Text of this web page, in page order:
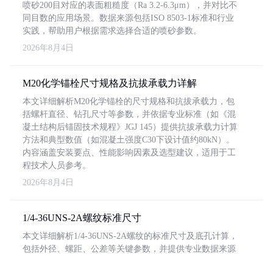
喷砂200目对应的表面粗糙度（Ra 3.2-6.3μm），并对比不
同目数的应用场景。数据来源包括ISO 8503-1标准和行业
实践，帮助用户根据需求选择合适的喷砂参数。
2026年8月4日
M20化学锚栓尺寸规格及抗拔承载力详解
本文详细解析M20化学锚栓的尺寸规格和抗拔承载力，包
括螺杆直径、钻孔尺寸等参数，并依据专业标准（如《混
凝土结构后锚固技术规程》JGJ 145）提供抗拔承载力计算
方法和典型数值（如混凝土强度C30下设计值约80kN）。
内容涵盖安装要点、性能影响因素及选型建议，适用于工
程技术人员参考。
2026年8月4日
1/4-36UNS-2A螺纹标准尺寸
本文详细解析1/4-36UNS-2A螺纹的标准尺寸及底孔计算，
包括外径、螺距、公差等关键参数，并提供专业数据来源